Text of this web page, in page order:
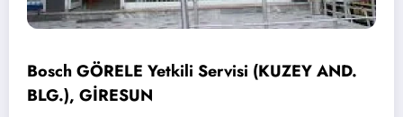
Bosch GÖRELE Yetkili Servisi (KUZEY AND.
BLG.), GİRESUN